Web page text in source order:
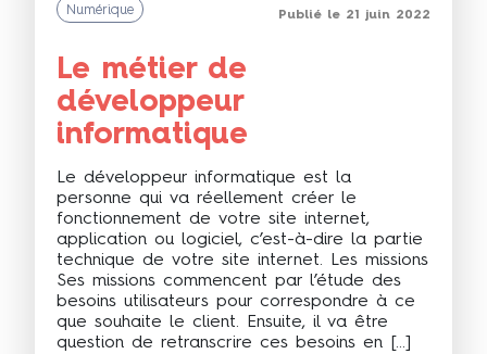
Numérique Publié le 21 juin 2022
Le métier de
développeur
informatique
Le développeur informatique est la
personne qui va réellement créer le
fonctionnement de votre site internet,
application ou logiciel, c’est-à-dire la partie
technique de votre site internet. Les missions
Ses missions commencent par l’étude des
besoins utilisateurs pour correspondre à ce
que souhaite le client. Ensuite, il va être
question de retranscrire ces besoins en […]